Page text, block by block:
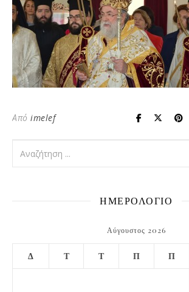
Από imelef
ΗΜΕΡΟΛΟΓΙΟ
Αύγουστος 2026
Δ Τ Τ Π Π